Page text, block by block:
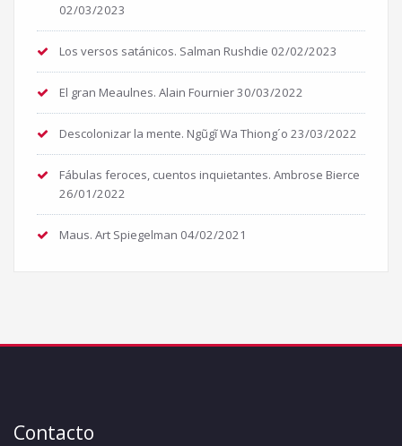
02/03/2023
Los versos satánicos. Salman Rushdie 02/02/2023
El gran Meaulnes. Alain Fournier30/03/2022
Descolonizar la mente. Ngũgĩ Wa Thiong´o 23/03/2022
Fábulas feroces, cuentos inquietantes. Ambrose Bierce
26/01/2022
Maus. Art Spiegelman 04/02/2021
Contacto